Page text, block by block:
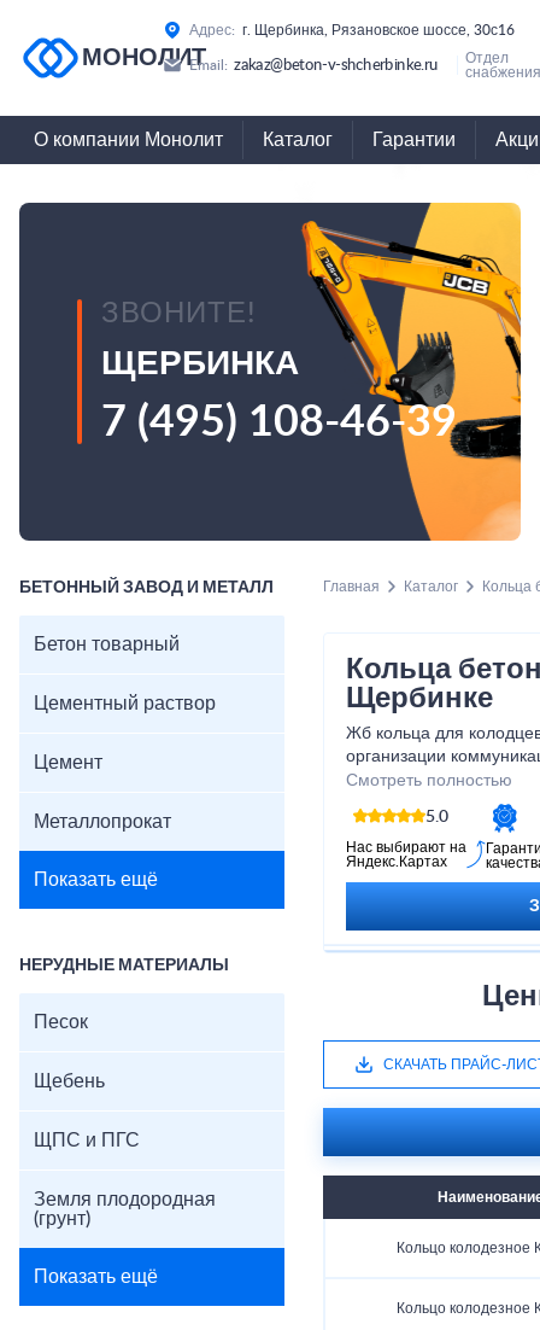
МОНОЛИТ
Адрес: г. Щербинка, Рязановское шоссе, 30с16
Email: zakaz@beton-v-shcherbinke.ru
Отдел
О компании Монолит Каталог Гарантии
ЗВОНИТЕ!
ЩЕРБИНКА
7 (495) 108-46-39
БЕТОННЫЙ ЗАВОД И МЕТАЛЛ
Бетон товарный
Цементный раствор
Цемент
Металлопрокат
Показать ещё
НЕРУДНЫЕ МАТЕРИАЛЫ
Песок
Щебень
ЩПС и ПГС
Земля плодородная
(грунт)
Показать ещё
Главная Каталог Кольца
Кольца
Щербинке
Жб кольца для
организации
водоотводных,
комплексов, бетонных
Смотреть полностью
5.0
Нас выбирают на
Яндекс.Картах
СКАЧАТЬ ПРАЙС-
Кольцо колодезное
Кольцо колодезное